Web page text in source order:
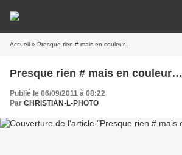
Accueil » Presque rien # mais en couleur…
Presque rien # mais en couleur…
Publié le 06/09/2011 à 08:22
Par CHRISTIAN•L•PHOTO